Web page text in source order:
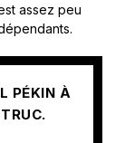
assez peu
PÉKIN À